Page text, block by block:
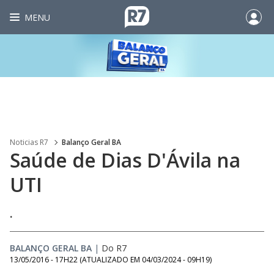
MENU
Noticias R7 Balanço Geral BA
Saúde de Dias D'Ávila na
UTI
.
BALANÇO GERAL BA | Do R7
13/05/2016 - 17H22 (ATUALIZADO EM 04/03/2024 - 09H19)